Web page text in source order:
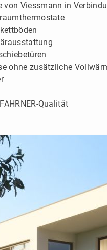
Viessmann in
ohne zusätzliche
Qualität